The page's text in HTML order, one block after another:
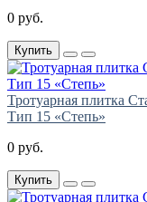
0 руб.
Купить
Тротуарная плитка
Тип 15 «Степь»
0 руб.
Купить